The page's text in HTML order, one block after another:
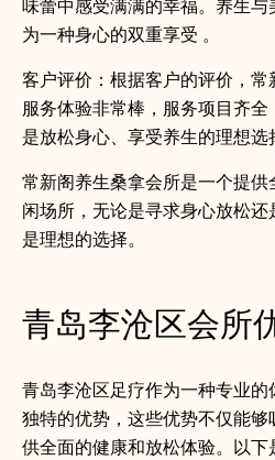
味蕾中感受满满的幸福。养生
为一种身心的双重享受 。
客户评价：根据客户的评价，
服务体验非常棒，服务项目齐全
是放松身心、享受养生的理想选
常新阁养生桑拿会所是一个提
闲场所，无论是寻求身心放松
是理想的选择。
青岛李沧区会所
青岛李沧区足疗作为一种专业
独特的优势，这些优势不仅能
供全面的健康和放松体验。以